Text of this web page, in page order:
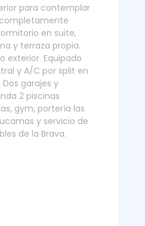
para contemplar
en suite,
y terraza propia.
exterior. Equipado
y A/C por split en
garajes y
2 piscinas
gym, portería las
y servicio de
de la Brava.